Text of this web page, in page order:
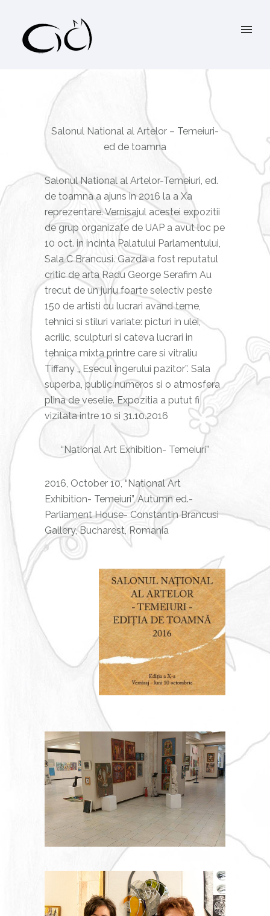
Salonul National al Artelor – Temeiuri-
ed de toamna
Salonul National al Artelor-Temeiuri, ed.
de toamna a ajuns in 2016 la a Xa
reprezentare. Vernisajul acestei expozitii
de grup organizate de UAP a avut loc pe
10 oct. in incinta Palatului Parlamentului,
Sala C Brancusi. Gazda a fost reputatul
critic de arta Radu George Serafim Au
trecut de un juriu foarte selectiv peste
150 de artisti cu lucrari avand teme,
tehnici si stiluri variate: picturi in ulei,
acrilic, sculpturi si cateva lucrari in
tehnica mixta printre care si vitraliu
Tiffany „ Esecul ingerului pazitor”. Sala
superba, public numeros si o atmosfera
plina de veselie. Expozitia a putut fi
vizitata intre 10 si 31.10.2016
“National Art Exhibition- Temeiuri”
2016, October 10, “National Art
Exhibition- Temeiuri”, Autumn ed.-
Parliament House- Constantin Brancusi
Gallery, Bucharest, Romania